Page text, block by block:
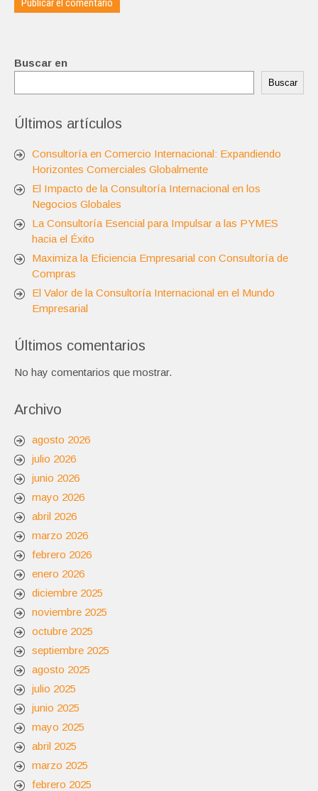
Buscar en
Buscar
Últimos artículos
Consultoría en Comercio Internacional: Expandiendo
Horizontes Comerciales Globalmente
El Impacto de la Consultoría Internacional en los
Negocios Globales
La Consultoría Esencial para Impulsar a las PYMES
hacia el Éxito
Maximiza la Eficiencia Empresarial con Consultoría de
Compras
El Valor de la Consultoría Internacional en el Mundo
Empresarial
Últimos comentarios
No hay comentarios que mostrar.
Archivo
agosto 2026
julio 2026
junio 2026
mayo 2026
abril 2026
marzo 2026
febrero 2026
enero 2026
diciembre 2025
noviembre 2025
octubre 2025
septiembre 2025
agosto 2025
julio 2025
junio 2025
mayo 2025
abril 2025
marzo 2025
febrero 2025